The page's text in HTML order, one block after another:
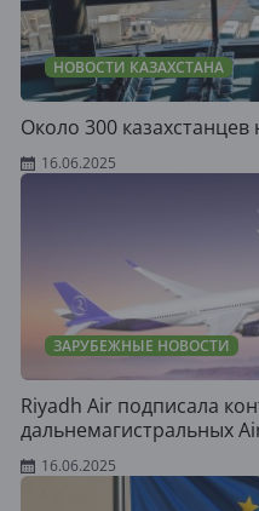
НОВОСТИ КАЗАХСТАНА
Около 300
16.06.2025
ЗАРУБЕЖНЫЕ НОВОСТИ
Riyadh Air подписала
дальнемагистральных
16.06.2025